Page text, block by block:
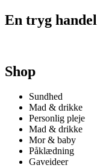
En tryg handel
Shop
Sundhed
Mad & drikke
Personlig pleje
Mad & drikke
Mor & baby
Påklædning
Gaveideer